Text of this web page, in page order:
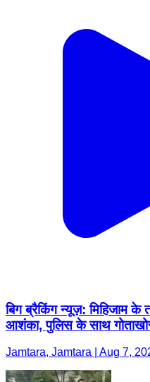
बिग ब्रैकिंग न्यूज़: मिहिजाम के
आशंका, पुलिस के साथ
Jamtara, Jamtara | Aug 7,